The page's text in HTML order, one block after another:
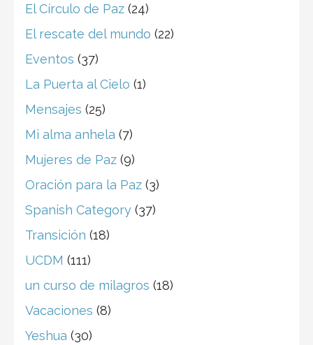
El Círculo de Paz (24)
El rescate del mundo (22)
Eventos (37)
La Puerta al Cielo (1)
Mensajes (25)
Mi alma anhela (7)
Mujeres de Paz (9)
Oración para la Paz (3)
Spanish Category (37)
Transición (18)
UCDM (111)
un curso de milagros (18)
Vacaciones (8)
Yeshua (30)